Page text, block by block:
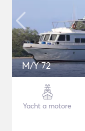
M/Y 72
Yacht a motore